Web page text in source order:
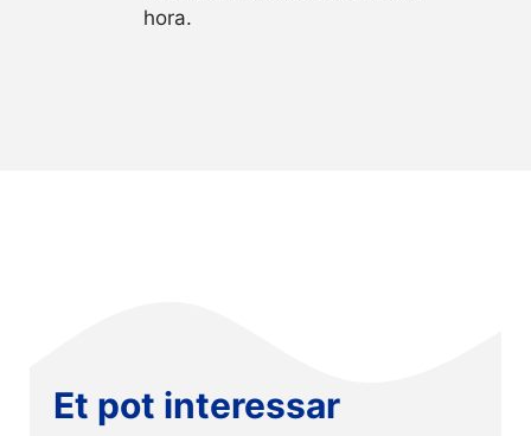
hora.
Et pot interessar